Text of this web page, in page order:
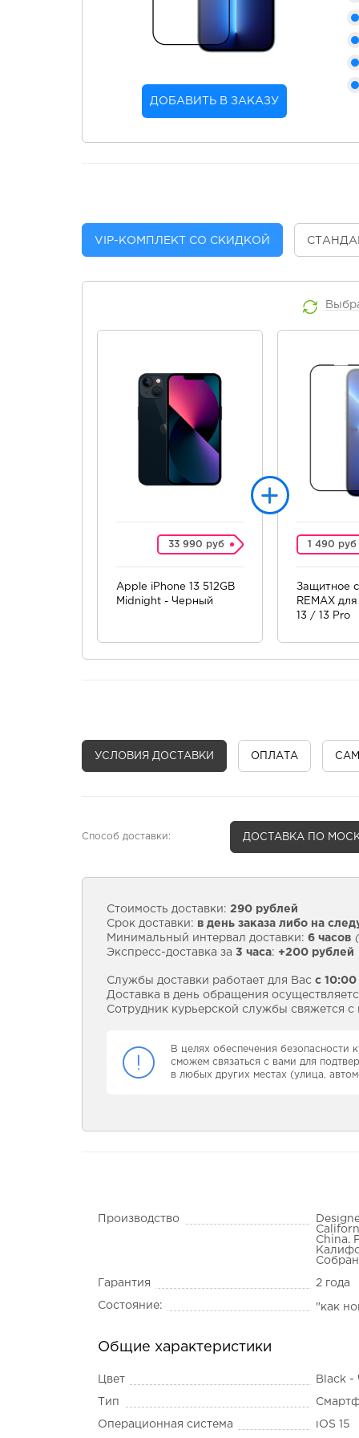
ДОБАВИТЬ В ЗАКАЗУ
VIP-КОМПЛЕКТ СО СКИДКОЙ
33 990 руб
Apple iPhone 13 512GB
Midnight - Черный
1 490 руб
Защитное
REMAX
13 / 13 Pro
УСЛОВИЯ ДОСТАВКИ ОПЛАТА
Способ доставки: ДОСТАВКА ПО
Стоимость доставки: 290 рублей
Срок доставки: в день заказа либо на
Минимальный интервал доставки: 6 часов
Экспресс-доставка за 3 часа: +200 рублей
Службы доставки работает для Вас с
Доставка в день обращения
Сотрудник курьерской службы свяжется с
В целях обеспечения безопасности
сможем связаться с вами для
в любых других местах (улица,
Производство
China.
Гарантия 2 года
Состояние: "как
Общие характеристики
Цвет Black -
Тип
Операционная система iOS 15